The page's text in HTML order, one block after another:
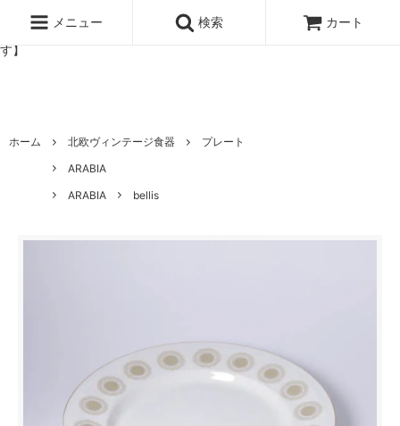
ッタのオンラインストア【アラビア,クイストゴーなどの北欧ヴィンテ
ージ食器,雅峰窯やソルテグラスジュエリーなどの作家の作品が並びま
す】
メニュー 検索 カート
ホーム 北欧ヴィンテージ食器
プレート
ARABIA
ARABIA
bellis